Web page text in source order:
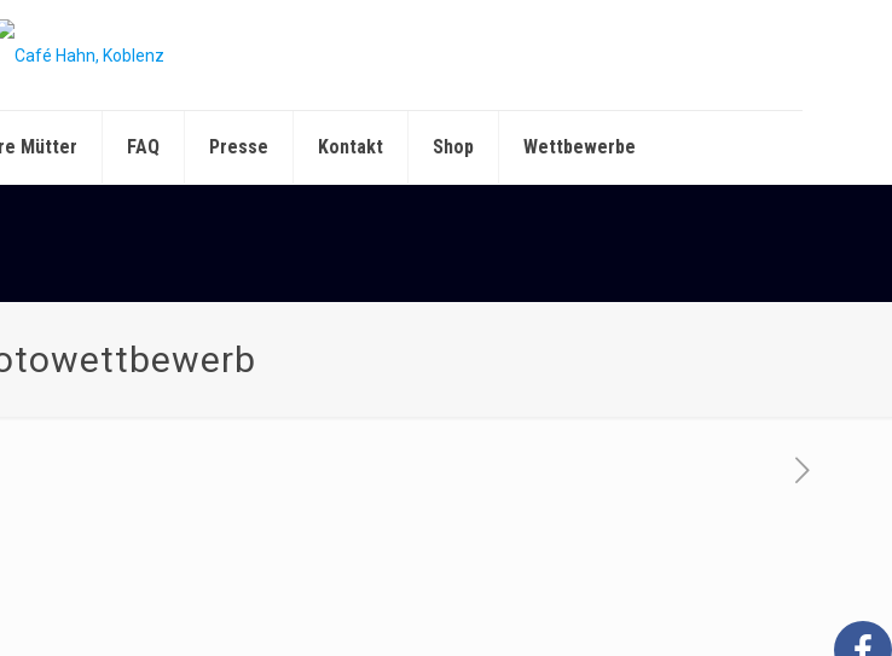
Mütter FAQ Presse Kontakt Shop Wettbewerbe